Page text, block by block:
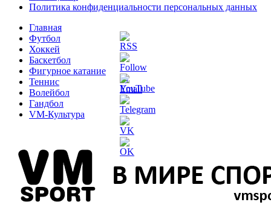
Политика конфиденциальности персональных данных
Главная
Футбол
Хоккей
Баскетбол
Фигурное катание
Теннис
Волейбол
Гандбол
VM-Культура